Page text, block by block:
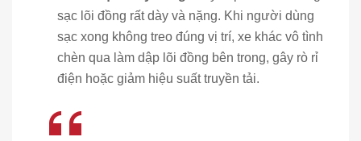
sạc lõi đồng rất dày và nặng. Khi người dùng
sạc xong không treo đúng vị trí, xe khác vô tình
chèn qua làm dập lõi đồng bên trong, gây rò rỉ
điện hoặc giảm hiệu suất truyền tải.